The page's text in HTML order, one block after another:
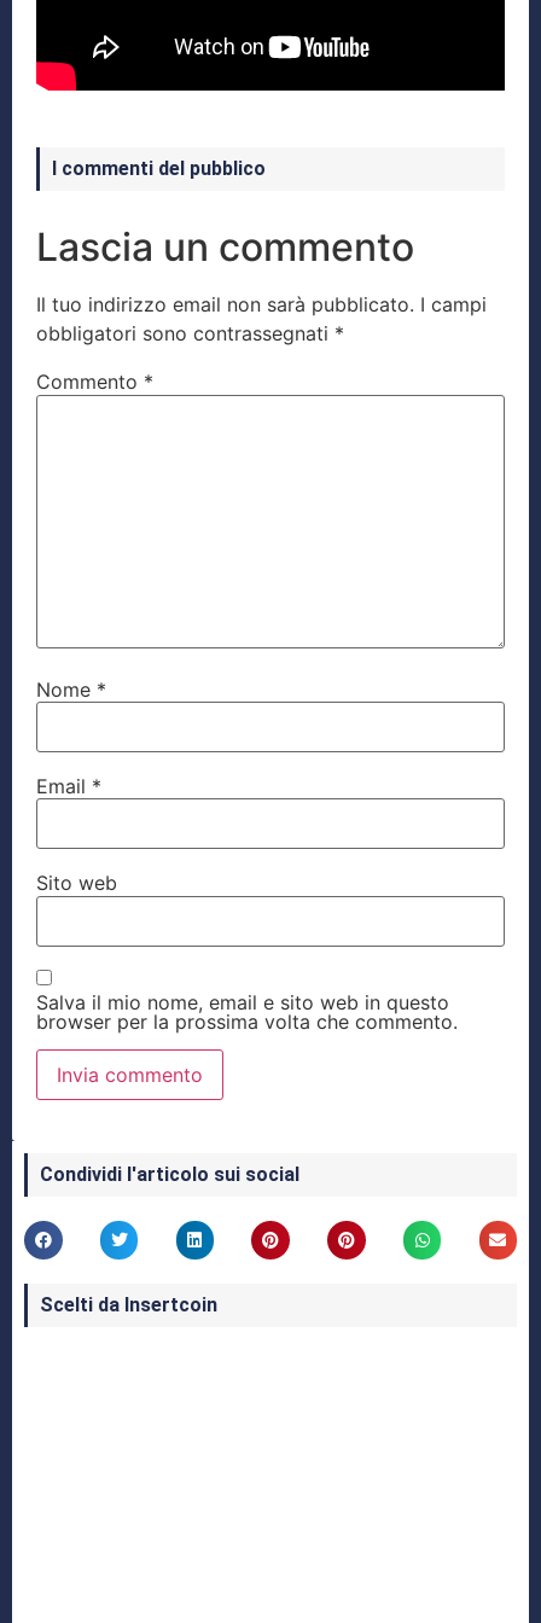
I commenti del pubblico
Lascia un commento
Il tuo indirizzo email non sarà pubblicato. I campi
obbligatori sono contrassegnati *
Commento *
Nome *
Email *
Sito web
Salva il mio nome, email e sito web in questo
browser per la prossima volta che commento.
Condividi l'articolo sui social
Scelti da Insertcoin